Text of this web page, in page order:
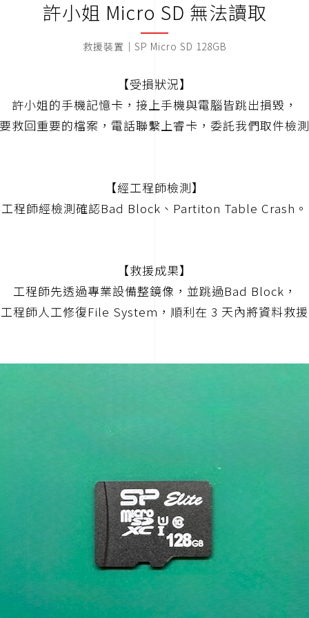
許小姐 Micro SD 無法讀取
救援裝置｜SP Micro SD 128GB
【受損狀況】
許小姐的手機記憶卡，接上手機與電腦皆跳出損毀，
救回重要的檔案，電話聯繫上睿卡，委託我們取件檢
【經工程師檢測】
工程師經檢測確認Bad Block、Partiton Table Crash。
【救援成果】
工程師先透過專業設備整鏡像，並跳過Bad Block，
程師人工修復File System，順利在 3 天內將資料救